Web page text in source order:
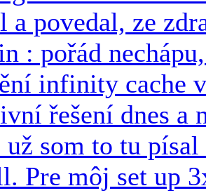
a povedal, ze
: pořád
infinity cache
řešení dnes a
som to tu
Pre môj set up